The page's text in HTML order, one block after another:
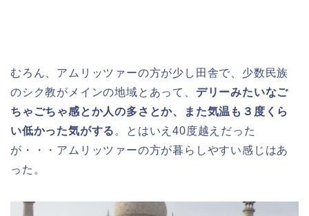
むろん、アムリッツァーの方が少し田舎で、少数民族
のシク教がメインの地域とあって、 デリーみたいなご
ちゃごちゃ感とか人の多さとか、また気温も３度くら
い低かった気がする。とはいえ40度越えだった
が・・・アムリッツァーの方が暮らしやすい感じはあ
った。